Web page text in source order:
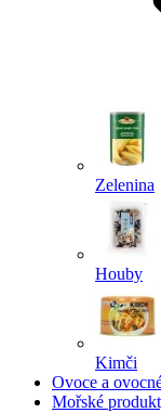
Zelenina
Houby
Kimči
Ovoce a
Mořské